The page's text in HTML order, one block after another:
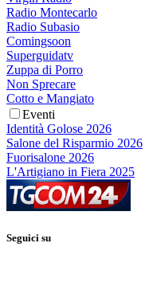
Radio Montecarlo
Radio Subasio
Comingsoon
Superguidatv
Zuppa di Porro
Non Sprecare
Cotto e Mangiato
Eventi
Identità Golose 2026
Salone del Risparmio 2026
Fuorisalone 2026
L'Artigiano in Fiera 2025
Seguici su